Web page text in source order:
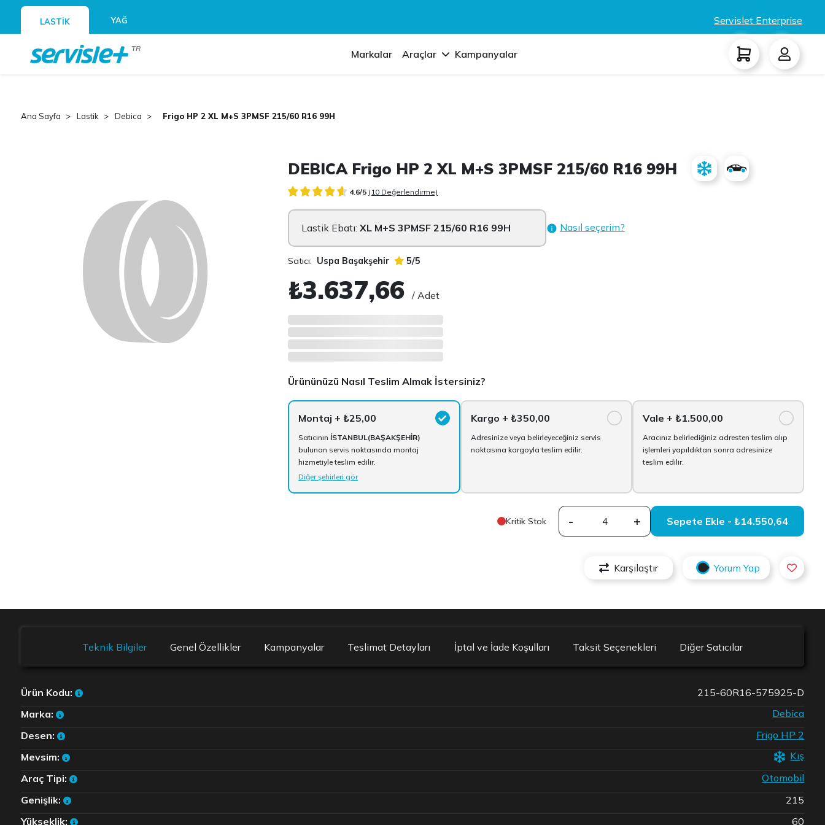
LASTİK YAĞ Servislet Enterprise
TR Markalar Araçlar Kampanyalar
Ana Sayfa Lastik Debica Frigo HP 2 XL M+S 3PMSF 215/60 R16 99H
DEBICA Frigo HP 2 XL M+S 3PMSF 215/60 R16 99H
4.6/5 (10 Değerlendirme)
Lastik Ebatı:XL M+S 3PMSF 215/60 R16 99H Nasıl seçerim?
Satıcı: Uspa Başakşehir 5/5
₺3.637,66/ Adet
Ürününüzü Nasıl Teslim Almak İstersiniz?
Montaj + ₺25,00
Satıcının İSTANBUL(BAŞAKŞEHİR)
bulunan servis noktasında montaj
hizmetiyle teslim edilir.
Diğer şehirleri gör
Kargo + ₺350,00
Adresinize veya belirleyeceğiniz servis
noktasına kargoyla teslim edilir.
Vale + ₺1.500,00
Aracınız belirlediğiniz adresten teslim alıp
işlemleri yapıldıktan sonra adresinize
teslim edilir.
Kritik Stok - + Sepete Ekle - ₺14.550,64
Karşılaştır Yorum Yap
Teknik Bilgiler Genel Özellikler Kampanyalar Teslimat Detayları İptal ve İade Koşulları Taksit Seçenekleri Diğer Satıcılar
Ürün Kodu:
215-60R16-575925-D
Marka:
Debica
Desen:
Frigo HP 2
Mevsim:
Kış
Araç Tipi:
Otomobil
Genişlik:
215
Yükseklik:
60